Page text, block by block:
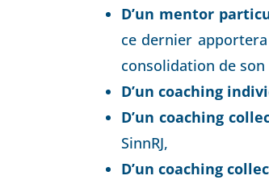
D’un mentor
ce dernier
consolidation de
D’un coaching
D’un coaching
SinnRJ,
D’un coaching